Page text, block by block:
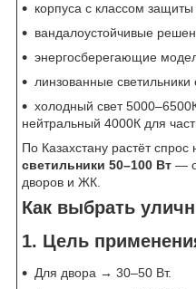
корпуса с классом
вандалоустойчивые
энергосберегающие
линзованные светильники
холодный свет
нейтральный 4000К для
По Казахстану растёт спрос
светильники 50–100 Вт —
дворов и ЖК.
Как выбрать
1. Цель
Для двора → 30–50 Вт.